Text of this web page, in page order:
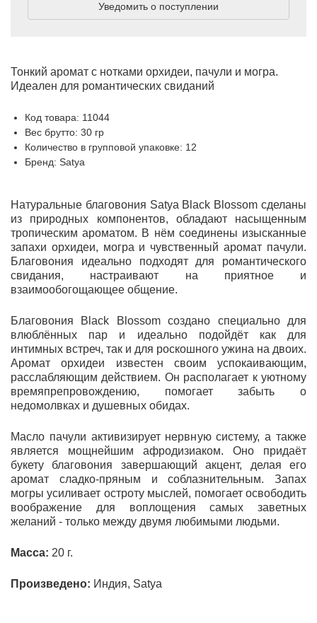
Тонкий аромат с нотками орхидеи, пачули и могра.
Идеален для романтических свиданий
Код товара: 11044
Вес брутто: 30 гр
Количество в групповой упаковке: 12
Бренд: Satya
Уведомить о поступлении
Натуральные благовония Satya Black Blossom сделаны
из природных компонентов, обладают насыщенным
тропическим ароматом. В нём соединены изысканные
запахи орхидеи, могра и чувственный аромат пачули.
Благовония идеально подходят для романтического
свидания, настраивают на приятное и
взаимообогощающее общение.
Благовония Black Blossom создано специально для
влюблённых пар и идеально подойдёт как для
интимных встреч, так и для роскошного ужина на двоих.
Аромат орхидеи известен своим успокаивающим,
расслабляющим действием. Он располагает к уютному
времяпрепровождению, помогает забыть о
недомолвках и душевных обидах.
Масло пачули активизирует нервную систему, а также
является мощнейшим афродизиаком. Оно придаёт
букету благовония завершающий акцент, делая его
аромат сладко-пряным и соблазнительным. Запах
могры усиливает остроту мыслей, помогает освободить
воображение для воплощения самых заветных
желаний - только между двумя любимыми людьми.
Масса: 20 г.
Произведено: Индия, Satya